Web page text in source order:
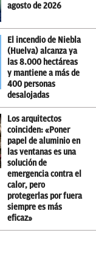
agosto de 2026
El incendio de Niebla
(Huelva) alcanza ya
las 8.000 hectáreas
y mantiene a más de
400 personas
desalojadas
Los arquitectos
coinciden: «Poner
papel de aluminio en
las ventanas es una
solución de
emergencia contra el
calor, pero
protegerlas por fuera
siempre es más
eficaz»